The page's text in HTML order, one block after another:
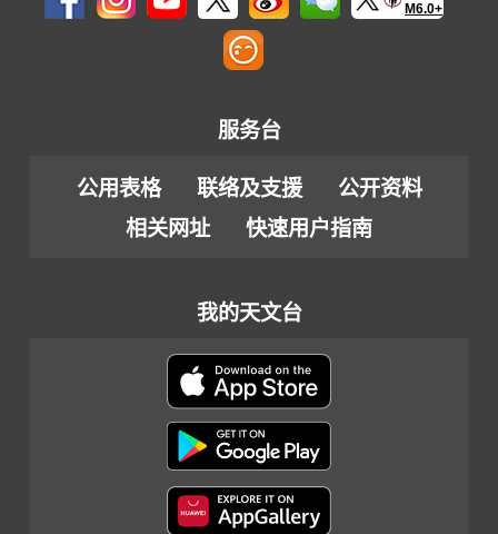
M6.0+
服务台
公用表格 联络及支援
公开资料
相关网址
快速用户指南
我的天文台